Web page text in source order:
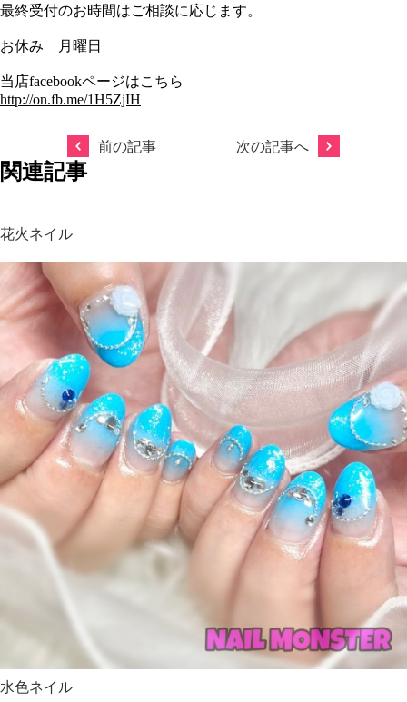
最終受付のお時間はご相談に応じます。
お休み 月曜日
当店facebookページはこちら
http://on.fb.me/1H5ZjIH
前の記事 次の記事へ
関連記事
花火ネイル
水色ネイル